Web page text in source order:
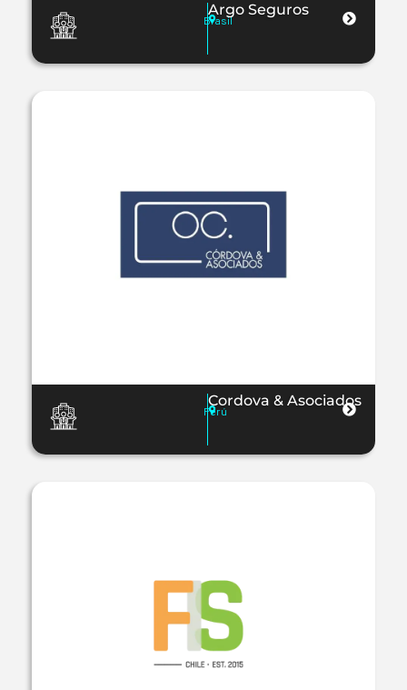
Argo Seguros
Brasil
Cordova & Asociados
Perú